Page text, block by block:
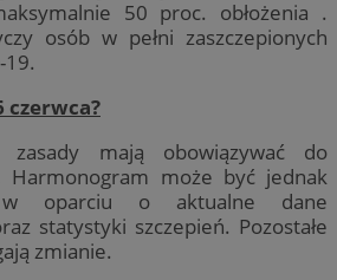
50 proc. obłożenia .
osób w pełni zaszczepionych
19.
czerwca?
zasady mają obowiązywać do
Harmonogram może być jednak
w oparciu o aktualne dane
statystyki szczepień. Pozostałe
zmianie.